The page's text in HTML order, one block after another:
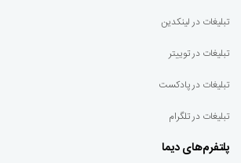
تبلیغات در لینکدین
تبلیغات در توییتر
تبلیغات در پادکست
تبلیغات در تلگرام
پلتفرم‌های دیما